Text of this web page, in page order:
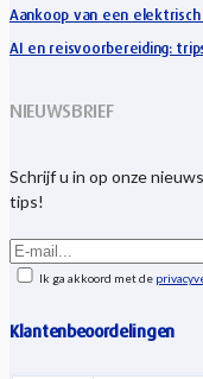
Aankoop van een
AI en reisvoorbereiding:
NIEUWSBRIEF
Schrijf u in op onze
tips!
Ik ga akkoord met de
Klantenbeoordelingen